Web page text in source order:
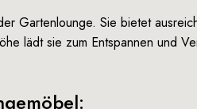
Gartenlounge. Sie bietet
lädt sie zum Entspannen und